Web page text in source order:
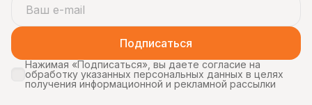
Подписаться
Нажимая «Подписаться», вы даете согласие на
обработку указанных персональных данных в целях
получения информационной и рекламной рассылки